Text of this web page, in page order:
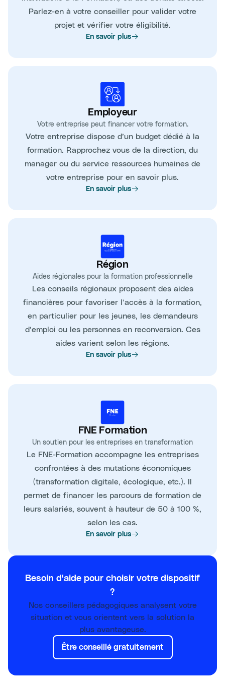
Parlez-en à votre conseiller pour valider votre
projet et vérifier votre éligibilité.
En savoir plus
Employeur
Votre entreprise peut financer votre formation.
Votre entreprise dispose d’un budget dédié à la
formation. Rapprochez vous de la direction, du
manager ou du service ressources humaines de
votre entreprise pour en savoir plus.
En savoir plus
Région
Aides régionales pour la formation professionnelle
Les conseils régionaux proposent des aides
financières pour favoriser l’accès à la formation,
en particulier pour les jeunes, les demandeurs
d’emploi ou les personnes en reconversion. Ces
aides varient selon les régions.
En savoir plus
FNE Formation
Un soutien pour les entreprises en transformation
Le FNE-Formation accompagne les entreprises
confrontées à des mutations économiques
(transformation digitale, écologique, etc.). Il
permet de financer les parcours de formation de
leurs salariés, souvent à hauteur de 50 à 100 %,
selon les cas.
En savoir plus
Besoin d'aide pour choisir votre dispositif
?
Nos conseillers pédagogiques analysent votre
situation et vous orientent vers la solution la
plus avantageuse.
Être conseillé gratuitement